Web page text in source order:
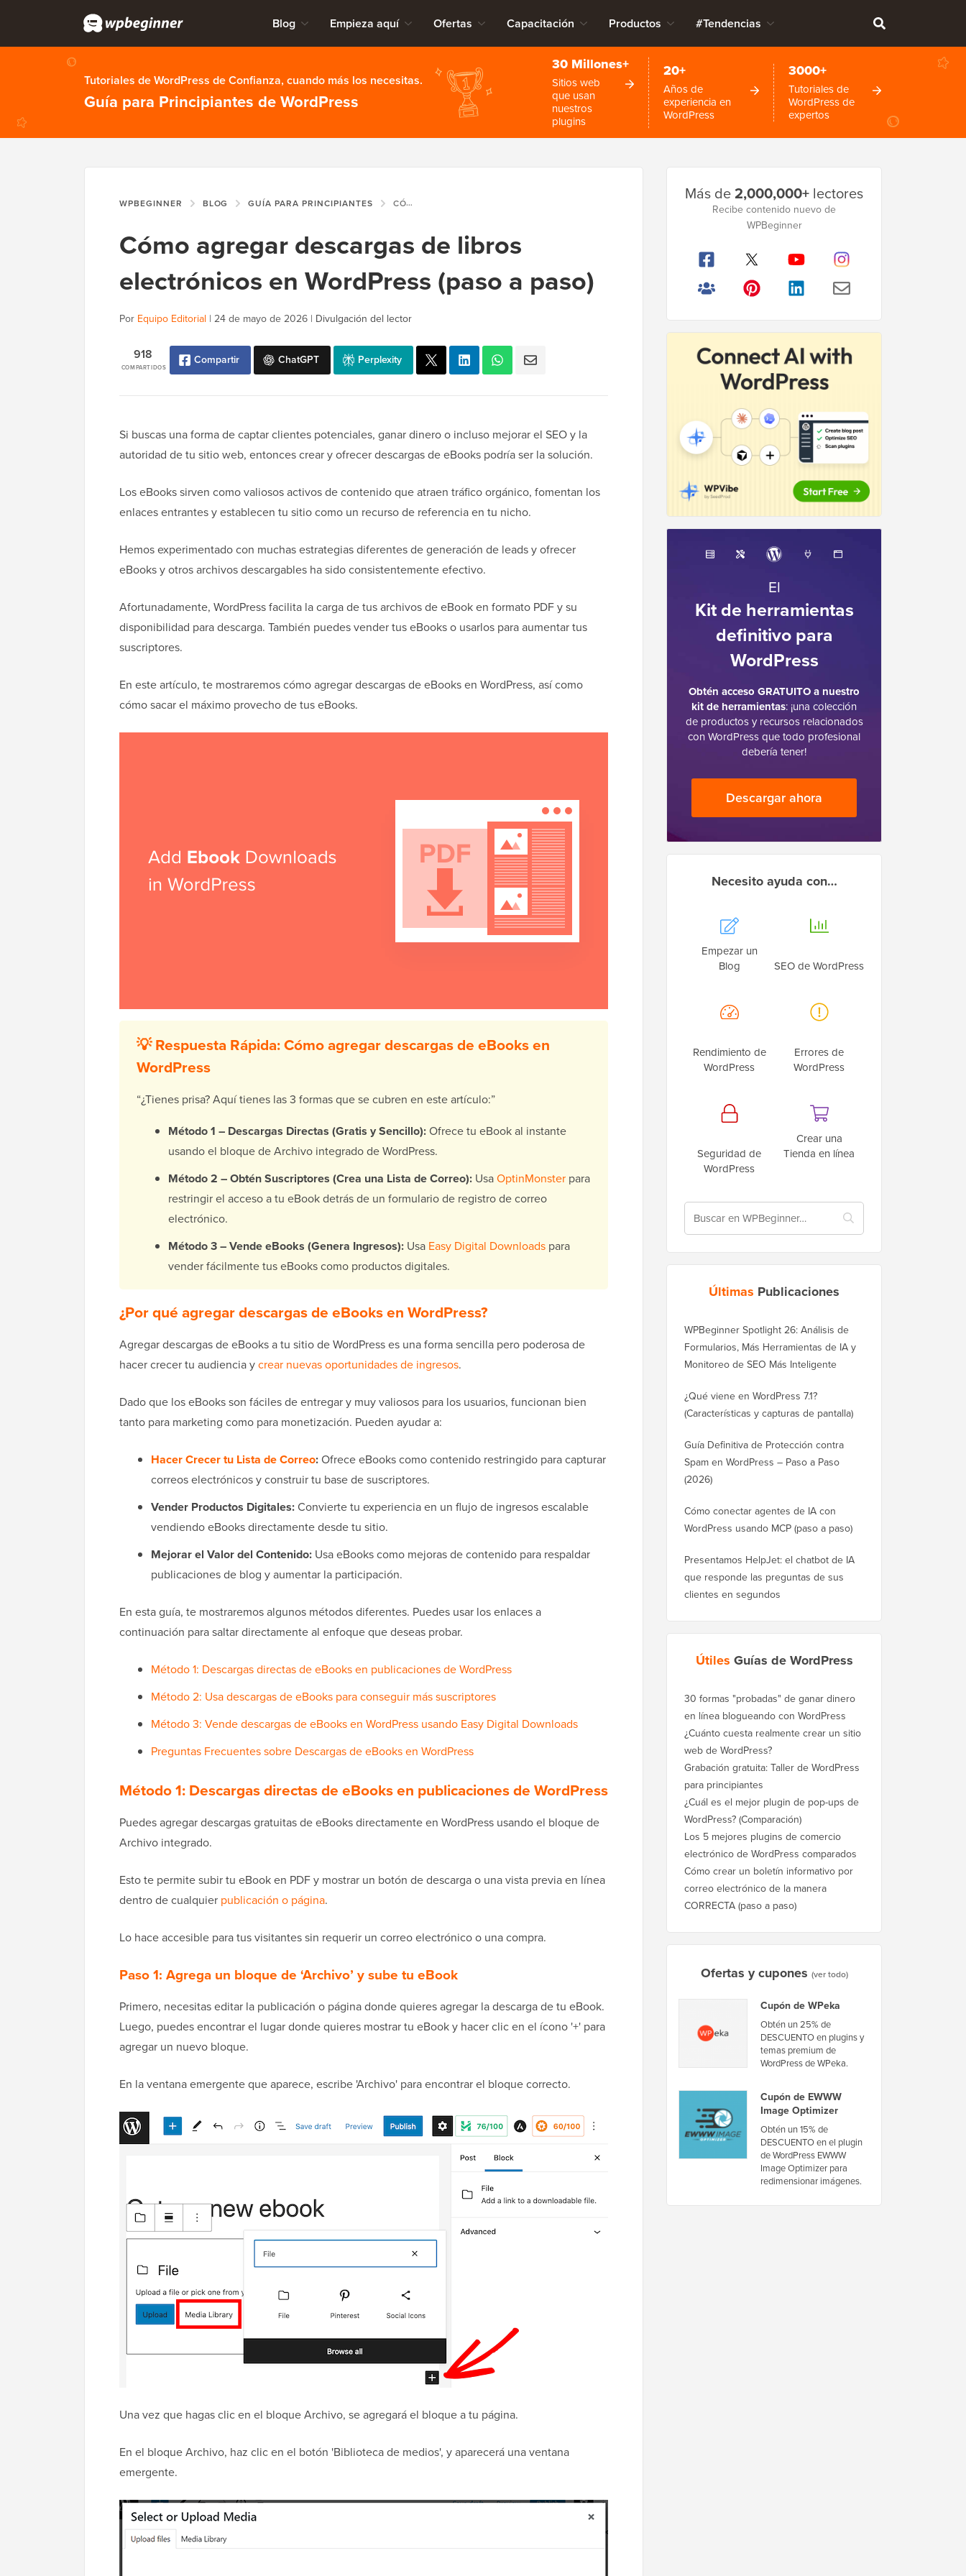
Blog Empieza aquí Ofertas Capacitación Productos #Tendencias
Tutoriales de WordPress de Confianza, cuando más los necesitas.
Guía para Principiantes de WordPress
30 Millones+
Sitios web
que usan
nuestros
plugins
20+
Años de
experiencia en
WordPress
3000+
Tutoriales de
WordPress de
expertos
WPBEGINNER BLOG GUÍA PARA PRINCIPIANTES CÓMO AGREGAR DESCARGAS DE LIBROS ELECTRÓNICOS EN WORDPRESS (PASO A PASO)
Cómo agregar descargas de libros
electrónicos en WordPress (paso a paso)
Por Equipo Editorial | 24 de mayo de 2026 | Divulgación del lector
COMPARTIDOS
918 Compartir ChatGPT Perplexity
Si buscas una forma de captar clientes potenciales, ganar dinero o incluso mejorar el SEO y la
autoridad de tu sitio web, entonces crear y ofrecer descargas de eBooks podría ser la solución.
Los eBooks sirven como valiosos activos de contenido que atraen tráfico orgánico, fomentan los
enlaces entrantes y establecen tu sitio como un recurso de referencia en tu nicho.
Hemos experimentado con muchas estrategias diferentes de generación de leads y ofrecer
eBooks y otros archivos descargables ha sido consistentemente efectivo.
Afortunadamente, WordPress facilita la carga de tus archivos de eBook en formato PDF y su
disponibilidad para descarga. También puedes vender tus eBooks o usarlos para aumentar tus
suscriptores.
En este artículo, te mostraremos cómo agregar descargas de eBooks en WordPress, así como
cómo sacar el máximo provecho de tus eBooks.
💡 Respuesta Rápida: Cómo agregar descargas de eBooks en
WordPress
“¿Tienes prisa? Aquí tienes las 3 formas que se cubren en este artículo:”
Método 1 – Descargas Directas (Gratis y Sencillo):Ofrece tu eBook al instante
usando el bloque de Archivo integrado de WordPress.
Método 2 – Obtén Suscriptores (Crea una Lista de Correo): UsaOptinMonster para
restringir el acceso a tu eBook detrás de un formulario de registro de correo
electrónico.
Método 3 – Vende eBooks (Genera Ingresos): Usa Easy Digital Downloads para
vender fácilmente tus eBooks como productos digitales.
¿Por qué agregar descargas de eBooks en WordPress?
Agregar descargas de eBooks a tu sitio de WordPress es una forma sencilla pero poderosa de
hacer crecer tu audiencia ycrear nuevas oportunidades de ingresos.
Dado que los eBooks son fáciles de entregar y muy valiosos para los usuarios, funcionan bien
tanto para marketing como para monetización. Pueden ayudar a:
Hacer Crecer tu Lista de Correo:Ofrece eBooks como contenido restringido para capturar
correos electrónicos y construir tu base de suscriptores.
Vender Productos Digitales:Convierte tu experiencia en un flujo de ingresos escalable
vendiendo eBooks directamente desde tu sitio.
Mejorar el Valor del Contenido: Usa eBooks como mejoras de contenido para respaldar
publicaciones de blog y aumentar la participación.
En esta guía, te mostraremos algunos métodos diferentes. Puedes usar los enlaces a
continuación para saltar directamente al enfoque que deseas probar.
Método 1: Descargas directas de eBooks en publicaciones de WordPress
Método 2: Usa descargas de eBooks para conseguir más suscriptores
Método 3: Vende descargas de eBooks en WordPress usando Easy Digital Downloads
Preguntas Frecuentes sobre Descargas de eBooks en WordPress
Método 1: Descargas directas de eBooks en publicaciones de WordPress
Puedes agregar descargas gratuitas de eBooks directamente en WordPress usando el bloque de
Archivo integrado.
Esto te permite subir tu eBook en PDF y mostrar un botón de descarga o una vista previa en línea
dentro de cualquier publicación o página.
Lo hace accesible para tus visitantes sin requerir un correo electrónico o una compra.
Paso 1: Agrega un bloque de ‘Archivo’ y sube tu eBook
Primero, necesitas editar la publicación o página donde quieres agregar la descarga de tu eBook.
Luego, puedes encontrar el lugar donde quieres mostrar tu eBook y hacer clic en el ícono '+' para
agregar un nuevo bloque.
En la ventana emergente que aparece, escribe 'Archivo' para encontrar el bloque correcto.
Una vez que hagas clic en el bloque Archivo, se agregará el bloque a tu página.
En el bloque Archivo, haz clic en el botón 'Biblioteca de medios', y aparecerá una ventana
emergente.
lateral
Más de2,000,000+ lectores
Recibe contenido nuevo de
WPBeginner
El
Kit de herramientas
definitivo para
WordPress
Obtén acceso GRATUITO a nuestro
kit de herramientas: ¡una colección
de productos y recursos relacionados
con WordPress que todo profesional
debería tener!
Descargar ahora
Necesito ayuda con…
Empezar un
Blog
SEO de WordPress
Rendimiento de
WordPress
Errores de
WordPress
Seguridad de
WordPress
Crear una
Tienda en línea
Últimas Publicaciones
WPBeginner Spotlight 26: Análisis de
Formularios, Más Herramientas de IA y
Monitoreo de SEO Más Inteligente
¿Qué viene en WordPress 7.1?
(Características y capturas de pantalla)
Guía Definitiva de Protección contra
Spam en WordPress – Paso a Paso
(2026)
Cómo conectar agentes de IA con
WordPress usando MCP (paso a paso)
Presentamos HelpJet: el chatbot de IA
que responde las preguntas de sus
clientes en segundos
Útiles Guías de WordPress
30 formas "probadas" de ganar dinero
en línea blogueando con WordPress
¿Cuánto cuesta realmente crear un sitio
web de WordPress?
Grabación gratuita: Taller de WordPress
para principiantes
¿Cuál es el mejor plugin de pop-ups de
WordPress? (Comparación)
Los 5 mejores plugins de comercio
electrónico de WordPress comparados
Cómo crear un boletín informativo por
correo electrónico de la manera
CORRECTA (paso a paso)
Ofertas y cupones (ver todo)
Cupón de WPeka
Obtén un 25% de
DESCUENTO en plugins y
temas premium de
WordPress de WPeka.
Cupón de EWWW
Image Optimizer
Obtén un 15% de
DESCUENTO en el plugin
de WordPress EWWW
Image Optimizer para
redimensionar imágenes.